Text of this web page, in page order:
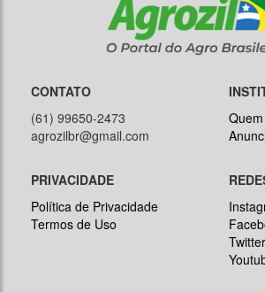
CONTATO
(61) 99650-2473
agrozilbr@gmail.com
PRIVACIDADE
Política de Privacidade
Termos de Uso
Twitter